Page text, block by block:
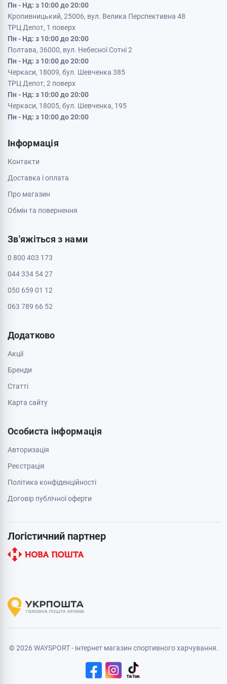
Пн - Нд: з 10:00 до 20:00
Кропивницький, 25006, вул. Велика Перспективна 48
ТРЦ Депот, 1 поверх
Пн - Нд: з 10:00 до 20:00
Полтава, 36000, вул. Небесної Сотні 2
Пн - Нд: з 10:00 до 20:00
Черкаси, 18009, бул. Шевченка 385
ТРЦ Депот, 2 поверх
Пн - Нд: з 10:00 до 20:00
Черкаси, 18005, бул. Шевченка, 195
Пн - Нд: з 10:00 до 20:00
Інформація
Контакти
Доставка і оплата
Про магазин
Обмін та повернення
Зв'яжіться з нами
0 800 403 173
044 334 54 27
050 659 01 12
063 789 66 52
Додатково
Акції
Бренди
Cтатті
Карта сайту
Особиста інформація
Авторизація
Реєстрація
Політика конфіденційності
Договір публічної оферти
Логістичний партнер
© 2026 WAYSPORT - інтернет магазин спортивного харчування.